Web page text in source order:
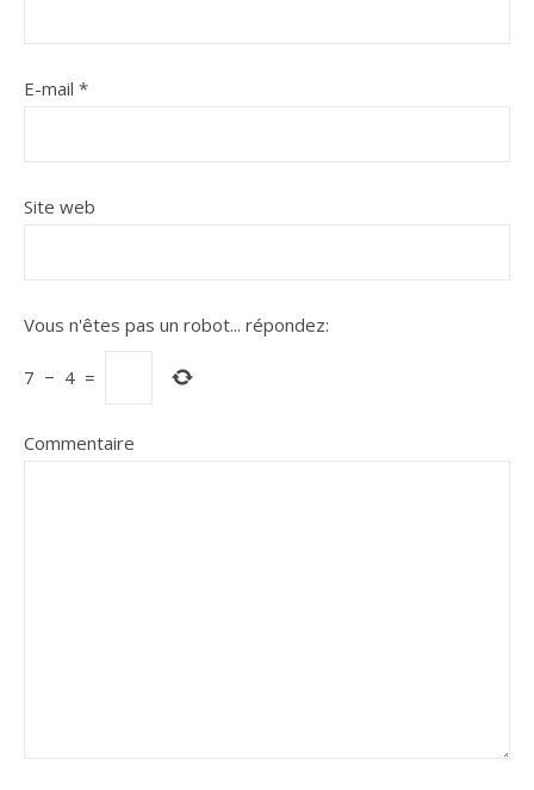
E-mail *
Site web
Vous n'êtes pas un robot... répondez:
7 − 4 =
Commentaire